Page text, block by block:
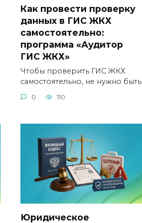
Как провести проверку
данных в ГИС ЖКХ
самостоятельно:
программа «Аудитор
ГИС ЖКХ»
Чтобы проверить ГИС ЖКХ
самостоятельно, не нужно быть
0 110
Юридическое